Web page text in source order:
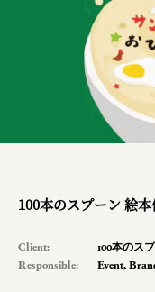
workshop
food design
design
pr
100本のスプーン 絵
Client:
100本のス
Responsible:
Event,